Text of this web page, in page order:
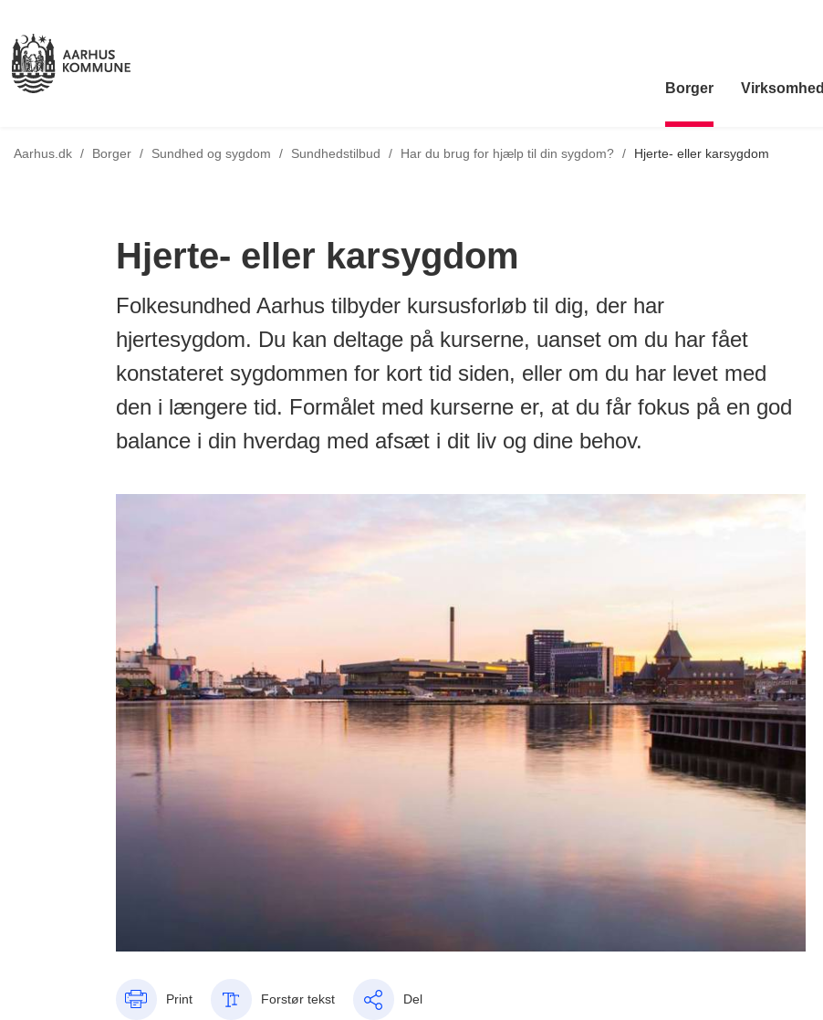
Borger Virksomhed
Aarhus.dk / Borger / Sundhed og sygdom / Sundhedstilbud / Tilbage til
Har du brug for hjælp til din sygdom? / Hjerte- eller karsygdom
Hjerte- eller karsygdom
Folkesundhed Aarhus tilbyder kursusforløb til dig, der har
hjertesygdom. Du kan deltage på kurserne, uanset om du har fået
konstateret sygdommen for kort tid siden, eller om du har levet med
den i længere tid. Formålet med kurserne er, at du får fokus på en god
balance i din hverdag med afsæt i dit liv og dine behov.
Print Forstør tekst Del